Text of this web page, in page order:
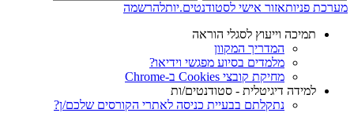
מערכת פניותאזור אישי לסטודנטים.יותלהרשמה
תמיכה וייעוץ לסגלי הוראה
המדריך המקוון
מלמדים בסיוע מפגשי וידיאו?
מחיקת קובצי Cookies ב-Chrome
למידה דיגיטלית - סטודנטים/ות
נתקלתם בבעיית כניסה לאתרי הקורסים שלכם/ן?